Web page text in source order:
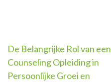
Berichtnavigatie
De Belangrijke Rol van een
Counseling Opleiding in
Persoonlijke Groei en